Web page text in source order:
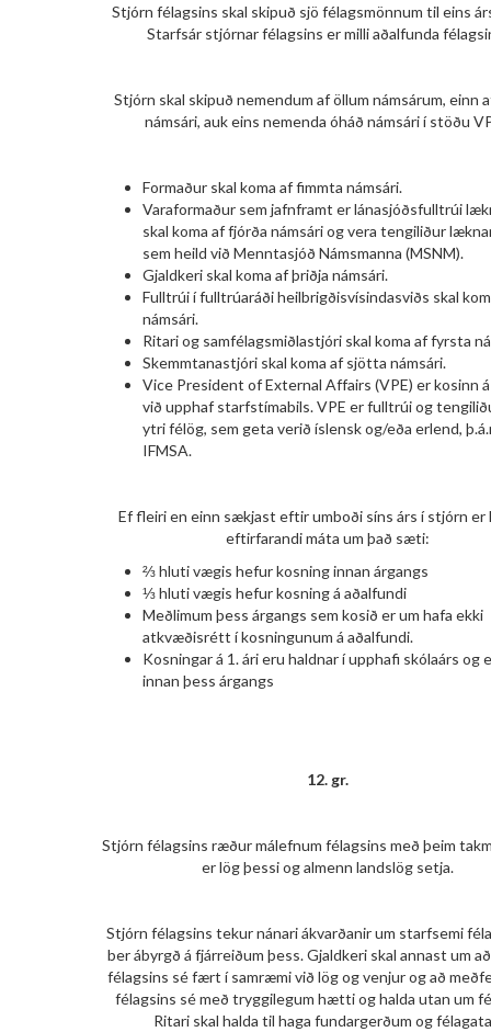
Stjórn félagsins skal skipuð sjö félagsmönnum til eins
Starfsár stjórnar félagsins er milli aðalfunda
Stjórn skal skipuð nemendum af öllum námsárum, einn
námsári, auk eins nemenda óháð námsári í stöðu
Formaður skal koma af fimmta námsári.
Varaformaður sem jafnframt er lánasjóðsfulltrúi
skal koma af fjórða námsári og vera tengiliður
sem heild við Menntasjóð Námsmanna (MSNM).
Gjaldkeri skal koma af þriðja námsári.
Fulltrúi í fulltrúaráði heilbrigðisvísindasviðs skal
námsári.
Ritari og samfélagsmiðlastjóri skal koma af fyrsta
Skemmtanastjóri skal koma af sjötta námsári.
Vice President of External Affairs (VPE) er kosinn
við upphaf starfstímabils. VPE er fulltrúi og
ytri félög, sem geta verið íslensk og/eða erlend,
IFMSA.
Ef fleiri en einn sækjast eftir umboði síns árs í stjórn er
eftirfarandi máta um það sæti:
⅔ hluti vægis hefur kosning innan árgangs
⅓ hluti vægis hefur kosning á aðalfundi
Meðlimum þess árgangs sem kosið er um hafa ekki
atkvæðisrétt í kosningunum á aðalfundi.
Kosningar á 1. ári eru haldnar í upphafi skólaárs og
innan þess árgangs
12. gr.
Stjórn félagsins ræður málefnum félagsins með þeim
er lög þessi og almenn landslög setja.
Stjórn félagsins tekur nánari ákvarðanir um starfsemi
ber ábyrgð á fjárreiðum þess. Gjaldkeri skal annast um
félagsins sé fært í samræmi við lög og venjur og að
félagsins sé með tryggilegum hætti og halda utan um
Ritari skal halda til haga fundargerðum og